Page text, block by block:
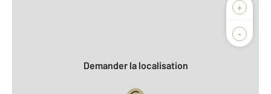
+
-
Biens vendus
Demander la localisation